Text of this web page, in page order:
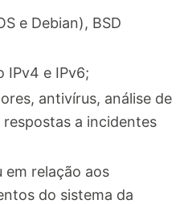
e Debian), BSD
IPv4 e IPv6;
antivírus, análise de
a incidentes
em relação aos
do sistema da